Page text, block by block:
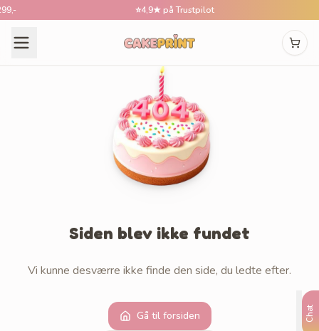
Chat
4,9★ på Trustpilot
Siden blev ikke fundet
Vi kunne desværre ikke finde den side, du ledte efter.
Gå til forsiden